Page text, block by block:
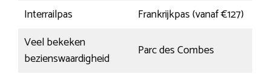
Interrailpas
Frankrijkpas (vanaf €127)
Veel bekeken
bezienswaardigheid
Parc des Combes